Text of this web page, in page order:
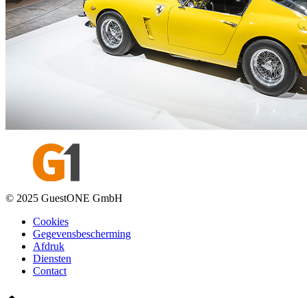
© 2025 GuestONE GmbH
Cookies
Gegevensbescherming
Afdruk
Diensten
Contact